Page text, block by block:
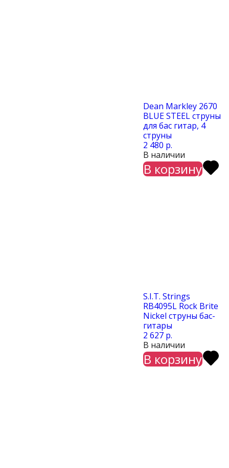
Dean Markley 2670
BLUE STEEL струны
для бас гитар, 4
струны
2 480 р.
В наличии
В корзину
S.I.T. Strings
RB4095L Rock Brite
Nickel струны бас-
гитары
2 627 р.
В наличии
В корзину